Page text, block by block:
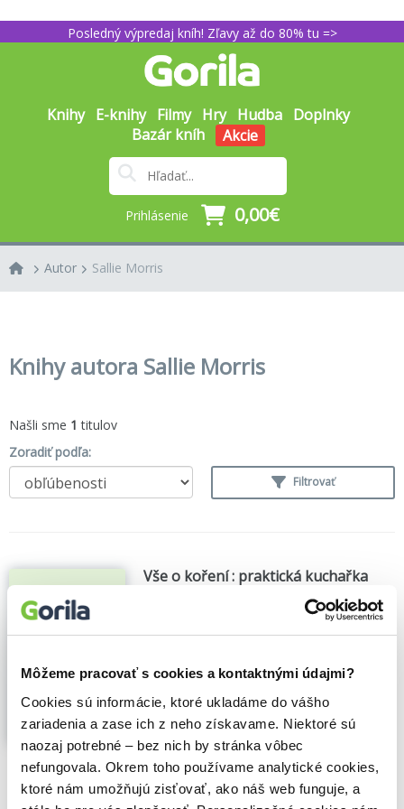
Môžeme pracovať s cookies a kontaktnými údajmi?
Cookies sú informácie, ktoré ukladáme do vášho
zariadenia a zase ich z neho získavame. Niektoré sú
naozaj potrebné – bez nich by stránka vôbec
nefungovala. Okrem toho používame analytické cookies,
ktoré nám umožňujú zisťovať, ako náš web funguje, a
Posledný výpredaj kníh! Zľavy až do 80% tu =>
Knihy E-knihy Filmy Hry Hudba Doplnky
Bazár kníh
Akcie
Prihlásenie 0,00€
Autor Sallie Morris
Knihy autora Sallie Morris
Našli sme 1 titulov
Zoradiť podľa:
Filtrovať
Vše o koření : praktická kuchařka
krok za krokem - prečítaná (bazár
🌴 Máme na sklade, posielame ihneď.
6,40€